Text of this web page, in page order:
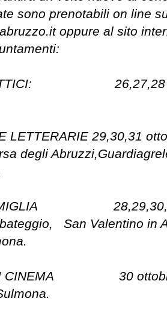
sono prenotabili on line
oppure al sito
DIDATTICI:
LETTERARIE 29,30,31
degli
FAMIGLIA
San Valentino in
DI